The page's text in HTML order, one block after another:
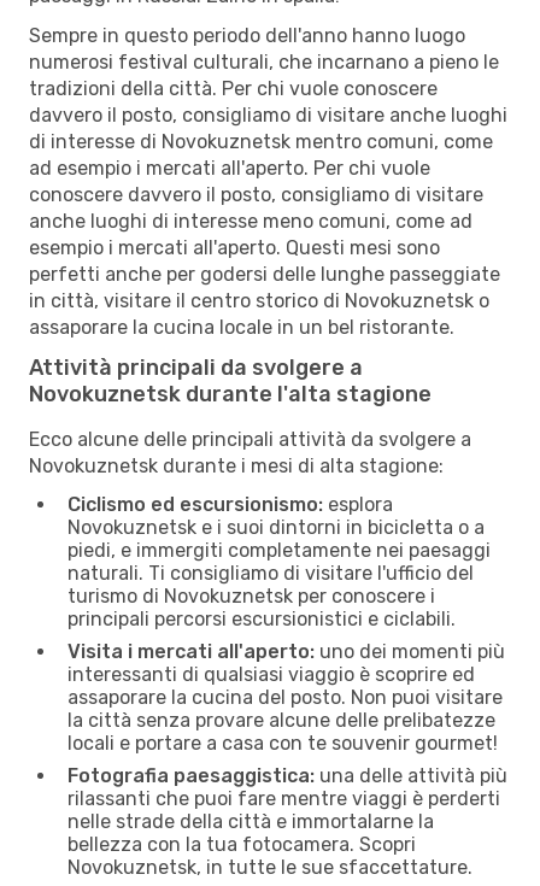
Sempre in questo periodo dell'anno hanno luogo
numerosi festival culturali, che incarnano a pieno le
tradizioni della città. Per chi vuole conoscere
davvero il posto, consigliamo di visitare anche luoghi
di interesse di Novokuznetsk mentro comuni, come
ad esempio i mercati all'aperto. Per chi vuole
conoscere davvero il posto, consigliamo di visitare
anche luoghi di interesse meno comuni, come ad
esempio i mercati all'aperto. Questi mesi sono
perfetti anche per godersi delle lunghe passeggiate
in città, visitare il centro storico di Novokuznetsk o
assaporare la cucina locale in un bel ristorante.
Attività principali da svolgere a
Novokuznetsk durante l'alta stagione
Ecco alcune delle principali attività da svolgere a
Novokuznetsk durante i mesi di alta stagione:
Ciclismo ed escursionismo: esplora
Novokuznetsk e i suoi dintorni in bicicletta o a
piedi, e immergiti completamente nei paesaggi
naturali. Ti consigliamo di visitare l'ufficio del
turismo di Novokuznetsk per conoscere i
principali percorsi escursionistici e ciclabili.
Visita i mercati all'aperto: uno dei momenti più
interessanti di qualsiasi viaggio è scoprire ed
assaporare la cucina del posto. Non puoi visitare
la città senza provare alcune delle prelibatezze
locali e portare a casa con te souvenir gourmet!
Fotografia paesaggistica: una delle attività più
rilassanti che puoi fare mentre viaggi è perderti
nelle strade della città e immortalarne la
bellezza con la tua fotocamera. Scopri
Novokuznetsk, in tutte le sue sfaccettature.